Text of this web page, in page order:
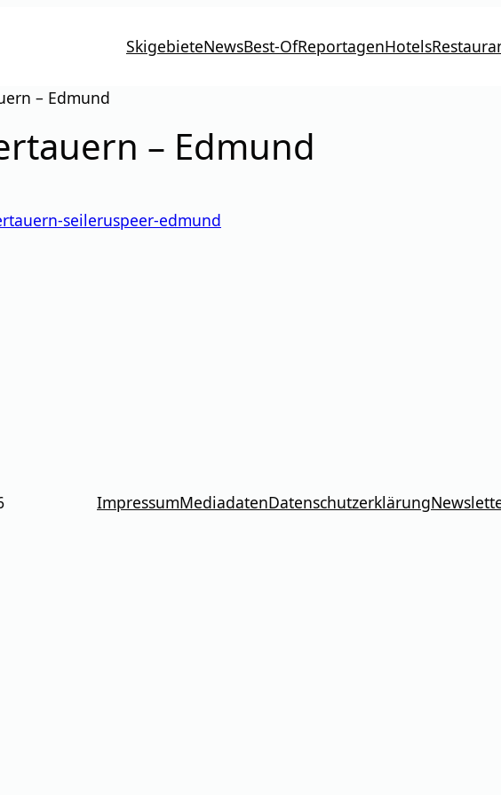
SkigebieteNewsBest-OfReportagenHotels
– Edmund
– Edmund
seileruspeer-edmund
ImpressumMediadatenDatenschutzerklärung